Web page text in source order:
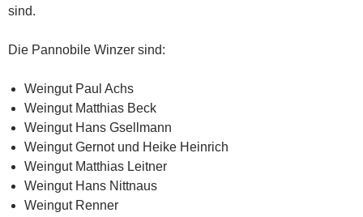
sind.
Die Pannobile Winzer sind:
Weingut Paul Achs
Weingut Matthias Beck
Weingut Hans Gsellmann
Weingut Gernot und Heike Heinrich
Weingut Matthias Leitner
Weingut Hans Nittnaus
Weingut Renner